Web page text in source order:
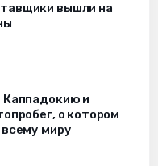
вышли на
и
о котором
всему миру